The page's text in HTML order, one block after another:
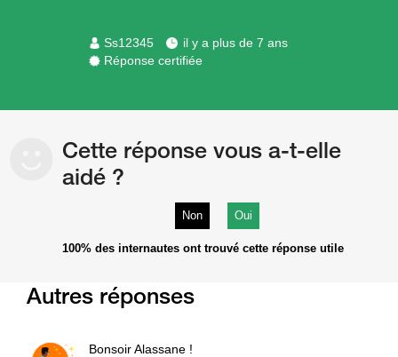
Ss12345
il y a plus de 7 ans
Réponse certifiée
Cette réponse vous a-t-elle
aidé ?
Non Oui
100% des internautes ont trouvé cette réponse utile
Autres réponses
Bonsoir Alassane !